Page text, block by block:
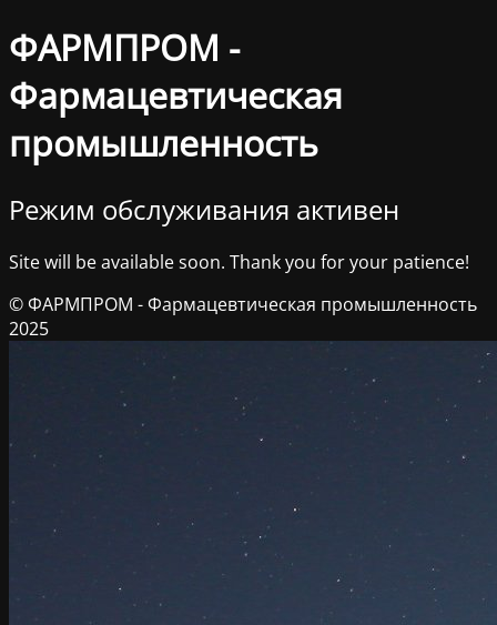
ФАРМПРОМ -
Фармацевтическая
промышленность
Режим обслуживания активен
Site will be available soon. Thank you for your patience!
© ФАРМПРОМ - Фармацевтическая промышленность
2025